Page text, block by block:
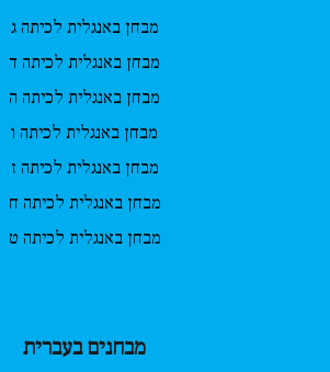
מבחן באנגלית לכיתה ג
מבחן באנגלית לכיתה ד
מבחן באנגלית לכיתה ה
מבחן באנגלית לכיתה ו
מבחן באנגלית לכיתה ז
מבחן באנגלית לכיתה ח
מבחן באנגלית לכיתה ט
מבחנים בעברית